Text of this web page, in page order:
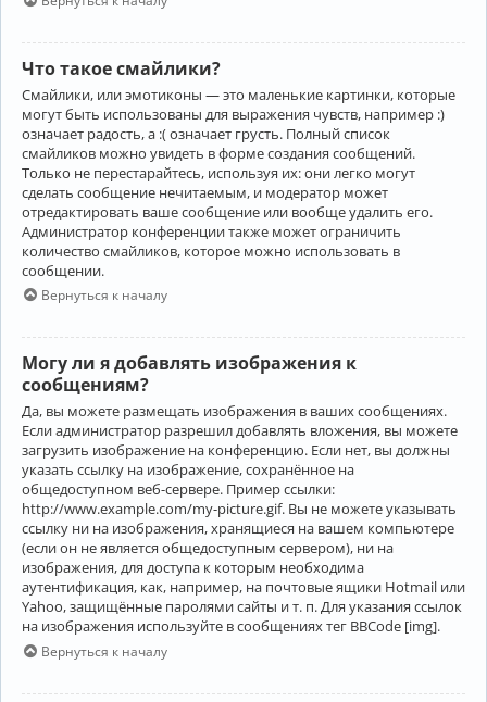
Что такое смайлики?
Смайлики, или эмотиконы — это маленькие картинки, которые
могут быть использованы для выражения чувств, например :)
означает радость, а :( означает грусть. Полный список
смайликов можно увидеть в форме создания сообщений.
Только не перестарайтесь, используя их: они легко могут
сделать сообщение нечитаемым, и модератор может
отредактировать ваше сообщение или вообще удалить его.
Администратор конференции также может ограничить
количество смайликов, которое можно использовать в
сообщении.
Вернуться к началу
Могу ли я добавлять изображения к
сообщениям?
Да, вы можете размещать изображения в ваших сообщениях.
Если администратор разрешил добавлять вложения, вы можете
загрузить изображение на конференцию. Если нет, вы должны
указать ссылку на изображение, сохранённое на
общедоступном веб-сервере. Пример ссылки:
http://www.example.com/my-picture.gif. Вы не можете указывать
ссылку ни на изображения, хранящиеся на вашем компьютере
(если он не является общедоступным сервером), ни на
изображения, для доступа к которым необходима
аутентификация, как, например, на почтовые ящики Hotmail или
Yahoo, защищённые паролями сайты и т. п. Для указания ссылок
на изображения используйте в сообщениях тег BBCode [img].
Вернуться к началу